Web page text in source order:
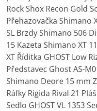
Rock Shox Recon Gold
Přehazovačka Shimano
SL Brzdy Shimano 506
15 Kazeta Shimano XT
XT Říditka GHOST Low
Představec Ghost AS-
Shimano Deore 15 mm
Ráfky Rigida Rival 21
Sedlo GHOST VL 1353